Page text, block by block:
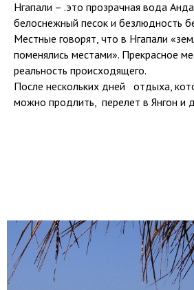
Нгапали – .это прозрачная вода
белоснежный песок и безлюдность
Местные говорят, что в Нгапали
поменялись местами». Прекрасное
реальность происходящего.
После нескольких дней отдыха,
можно продлить, перелет в Янгон и